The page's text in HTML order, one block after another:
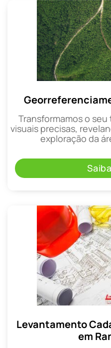
Transformamos o
visuais precisas,
exploração da
Levantamento
em